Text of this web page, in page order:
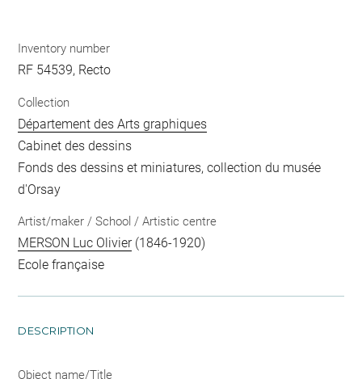
Inventory number
RF 54539, Recto
Collection
Département des Arts graphiques
Cabinet des dessins
Fonds des dessins et miniatures, collection du musée
d'Orsay
Artist/maker / School / Artistic centre
MERSON Luc Olivier(1846-1920)
Ecole française
DESCRIPTION
Object name/Title